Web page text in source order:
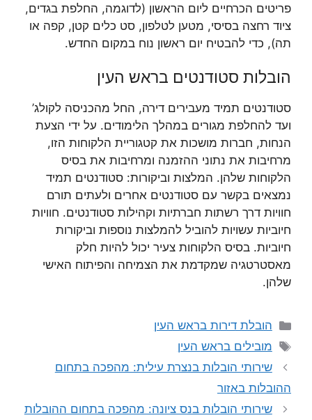
פריטים הכרחיים ליום הראשון (לדוגמה, החלפת בגדים,
ציוד רחצה בסיסי, מטען לטלפון, סט כלים קטן, קפה או
תה), כדי להבטיח יום ראשון נוח במקום החדש.
הובלות סטודנטים בראש העין
סטודנטים תמיד מעבירים דירה, החל מהכניסה לקולג’
ועד להחלפת מגורים במהלך הלימודים. על ידי הצעת
הנחות, חברות מושכות את קטגוריית הלקוחות הזו,
מרחיבות את נתוני ההזמנה ומרחיבות את בסיס
הלקוחות שלהן. המלצות וביקורות: סטודנטים תמיד
נמצאים בקשר עם סטודנטים אחרים ולעתים תורם
חוויות דרך רשתות חברתיות וקהילות סטודנטים. חוויות
חיוביות עשויות להוביל להמלצות נוספות וביקורות
חיוביות. בסיס הלקוחות צעיר יכול להיות חלק
מאסטרטגיה שמקדמת את הצמיחה והפיתוח האישי
שלהן.
קטגוריות
הובלת דירות בראש העין
תגיות
מובילים בראש העין
שירותי הובלות בנצרת עילית: מהפכה בתחום
ההובלות באזור
שירותי הובלות בנס ציונה: מהפכה בתחום ההובלות